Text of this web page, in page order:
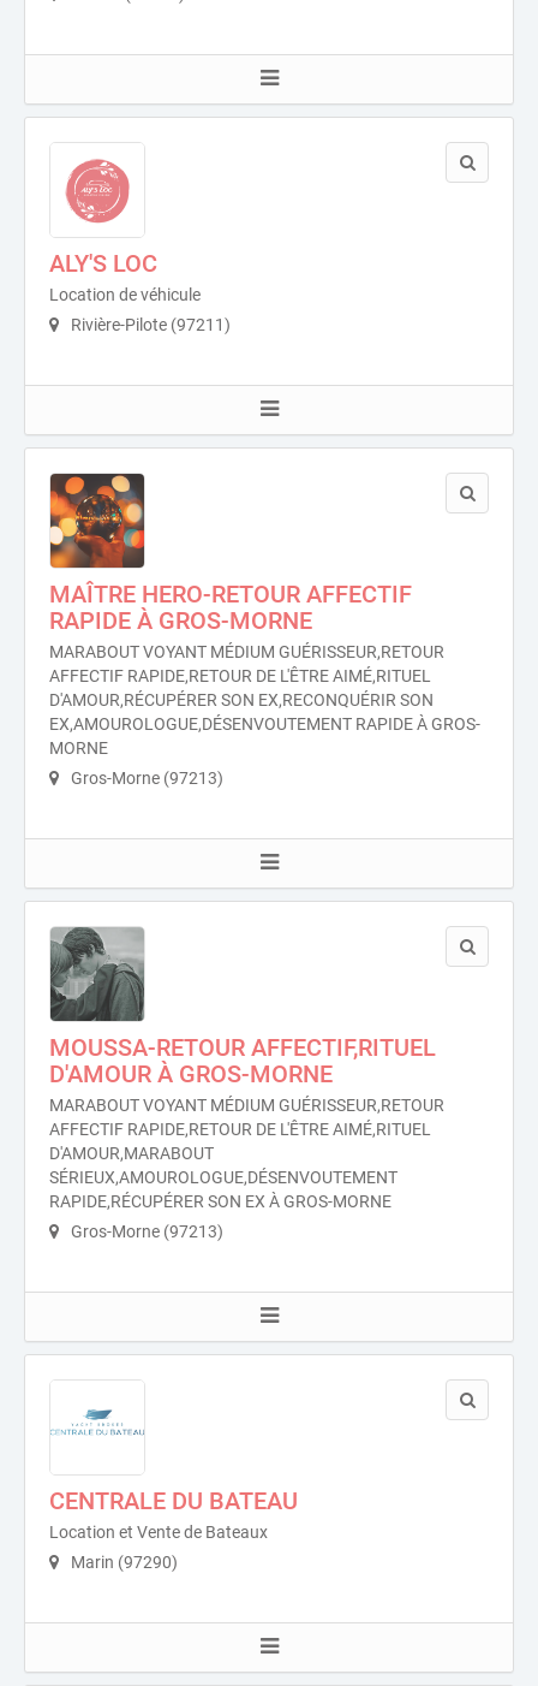
ALY'S LOC
Location de véhicule
Rivière-Pilote (97211)
MAÎTRE HERO-RETOUR AFFECTIF
RAPIDE À GROS-MORNE
MARABOUT VOYANT MÉDIUM GUÉRISSEUR,RETOUR
AFFECTIF RAPIDE,RETOUR DE L'ÊTRE AIMÉ,RITUEL
D'AMOUR,RÉCUPÉRER SON EX,RECONQUÉRIR SON
EX,AMOUROLOGUE,DÉSENVOUTEMENT RAPIDE À GROS-
MORNE
Gros-Morne (97213)
MOUSSA-RETOUR AFFECTIF,RITUEL
D'AMOUR À GROS-MORNE
MARABOUT VOYANT MÉDIUM GUÉRISSEUR,RETOUR
AFFECTIF RAPIDE,RETOUR DE L'ÊTRE AIMÉ,RITUEL
D'AMOUR,MARABOUT
SÉRIEUX,AMOUROLOGUE,DÉSENVOUTEMENT
RAPIDE,RÉCUPÉRER SON EX À GROS-MORNE
Gros-Morne (97213)
CENTRALE DU BATEAU
Location et Vente de Bateaux
Marin (97290)